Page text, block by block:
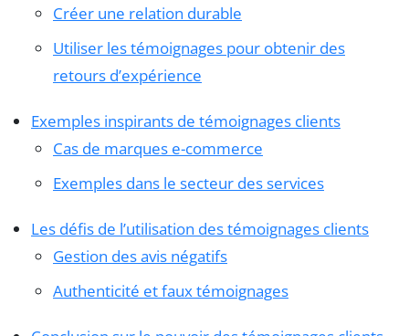
Créer une relation durable
Utiliser les témoignages pour obtenir des
retours d’expérience
Exemples inspirants de témoignages clients
Cas de marques e-commerce
Exemples dans le secteur des services
Les défis de l’utilisation des témoignages clients
Gestion des avis négatifs
Authenticité et faux témoignages